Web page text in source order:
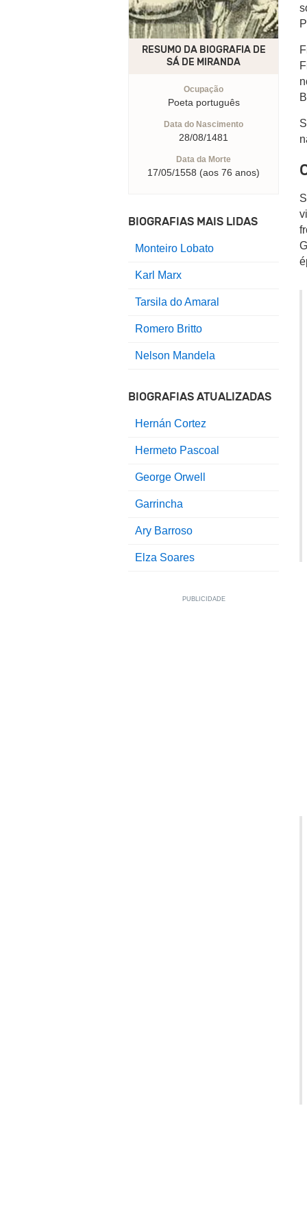
RESUMO DA BIOGRAFIA DE
SÁ DE MIRANDA
Ocupação
Poeta português
Data do Nascimento
28/08/1481
Data da Morte
17/05/1558 (aos 76 anos)
BIOGRAFIAS MAIS LIDAS
Monteiro Lobato
Karl Marx
Tarsila do Amaral
Romero Britto
Nelson Mandela
BIOGRAFIAS ATUALIZADAS
Hernán Cortez
Hermeto Pascoal
George Orwell
Garrincha
Ary Barroso
Elza Soares